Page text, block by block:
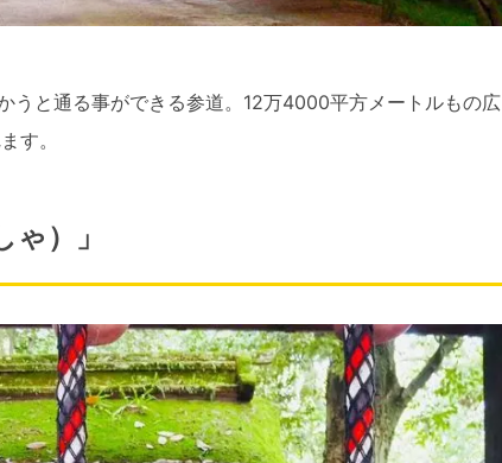
うと通る事ができる参道。12万4000平方メートルもの広
す。
）」